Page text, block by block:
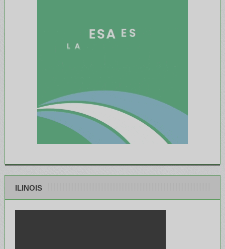
ILINOIS